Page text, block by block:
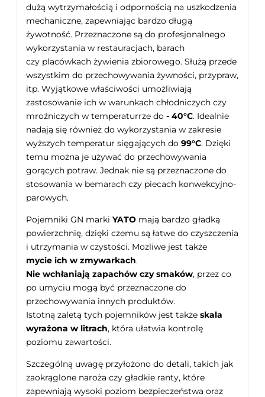
dużą wytrzymałością i odpornością na uszkodzenia
mechaniczne, zapewniając bardzo długą
żywotność. Przeznaczone są do profesjonalnego
wykorzystania w restauracjach, barach
czy placówkach żywienia zbiorowego. Służą przede
wszystkim do przechowywania żywności, przypraw,
itp. Wyjątkowe właściwości umożliwiają
zastosowanie ich w warunkach chłodniczych czy
mroźniczych w temperaturrze do - 40°C. Idealnie
nadają się również do wykorzystania w zakresie
wyższych temperatur sięgających do 99°C. Dzięki
temu można je używać do przechowywania
gorących potraw. Jednak nie są przeznaczone do
stosowania w bemarach czy piecach konwekcyjno-
parowych.
Pojemniki GN marki YATO mają bardzo gładką
powierzchnię, dzięki czemu są łatwe do czyszczenia
i utrzymania w czystości. Możliwe jest także
mycie ich w zmywarkach.
Nie wchłaniają zapachów czy smaków, przez co
po umyciu mogą być przeznaczone do
przechowywania innych produktów.
Istotną zaletą tych pojemników jest także skala
wyrażona w litrach, która ułatwia kontrolę
poziomu zawartości.
Szczególną uwagę przyłożono do detali, takich jak
zaokrąglone naroża czy gładkie ranty, które
zapewniają wysoki poziom bezpieczeństwa oraz